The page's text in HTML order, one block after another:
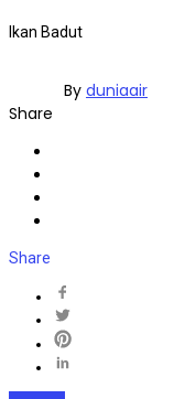
Ikan Badut
By duniaair
Share
Share